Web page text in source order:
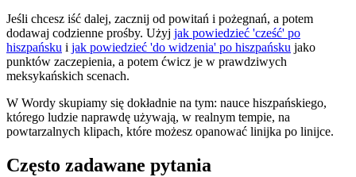
Jeśli chcesz iść dalej, zacznij od powitań i pożegnań, a potem
dodawaj codzienne prośby. Użyj jak powiedzieć 'cześć' po
hiszpańsku i jak powiedzieć 'do widzenia' po hiszpańsku jako
punktów zaczepienia, a potem ćwicz je w prawdziwych
meksykańskich scenach.
W Wordy skupiamy się dokładnie na tym: nauce hiszpańskiego,
którego ludzie naprawdę używają, w realnym tempie, na
powtarzalnych klipach, które możesz opanować linijka po linijce.
Często zadawane pytania